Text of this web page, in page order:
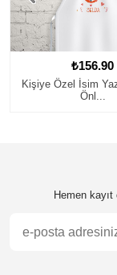
₺156.90
Kişiye Özel İsim
Önl...
Hemen